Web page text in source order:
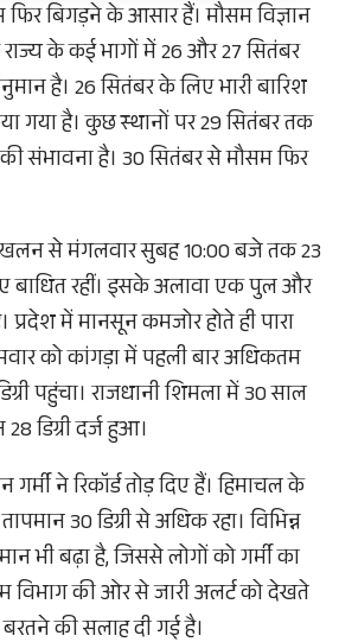
बिगड़ने के आसार हैं। मौसम विज्ञान
के कई भागों में 26 और 27 सितंबर
है। 26 सितंबर के लिए भारी बारिश
गया है। कुछ स्थानों पर 29 सितंबर तक
संभावना है। 30 सितंबर से मौसम फिर
से मंगलवार सुबह 10:00 बजे तक 23
बाधित रहीं। इसके अलावा एक पुल और
प्रदेश में मानसून कमजोर होते ही पारा
को कांगड़ा में पहली बार अधिकतम
पहुंचा। राजधानी शिमला में 30 साल
डिग्री दर्ज हुआ।
ने रिकॉर्ड तोड़ दिए हैं। हिमाचल के
30 डिग्री से अधिक रहा। विभिन्न
भी बढ़ा है, जिससे लोगों को गर्मी का
विभाग की ओर से जारी अलर्ट को देखते
की सलाह दी गई है।